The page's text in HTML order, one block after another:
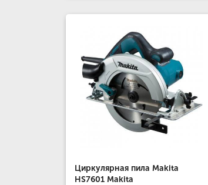
Циркулярная пила Makita
HS7601 Makita